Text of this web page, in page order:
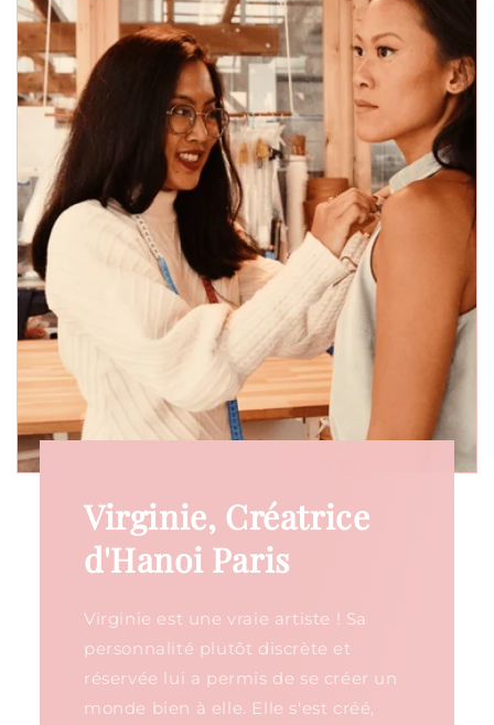
Virginie, Créatrice
d'Hanoi Paris
Virginie est une vraie artiste ! Sa
personnalité plutôt discrète et
réservée lui a permis de se créer un
monde bien à elle. Elle s'est créé,